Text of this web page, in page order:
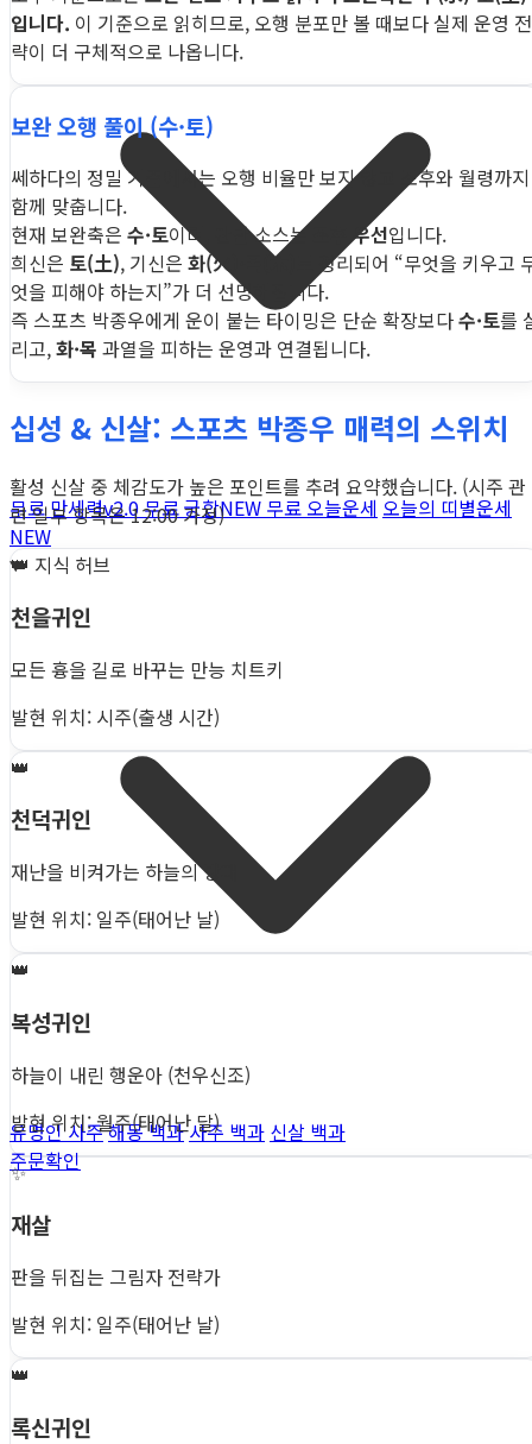
무료 만세력v2.0무료 궁합NEW 무료 오늘운세 오늘의 띠별운세
NEW
지식 허브
유명인 사주해몽 백과사주 백과 신살 백과
주문확인
입니다. 이 기준으로 읽히므로, 오행 분포만 볼 때보다 실제 운영 전
략이 더 구체적으로 나옵니다.
보완 오행 풀이 (수·토)
쎄하다의 정밀 기준에서는 오행 비율만 보지 않고 조후와 월령까지
함께 맞춥니다.
현재 보완축은 수·토이며, 판단 소스는 조후 우선입니다.
희신은 토(土), 기신은 화(火)·목(木)
로 정리되어 “무엇을 키우고
엇을 피해야 하는지”가 더 선명해집니다.
즉 스포츠 박종우에게 운이 붙는 타이밍은 단순 확장보다수·토를
리고,화·목 과열을 피하는 운영과 연결됩니다.
십성 & 신살: 스포츠 박종우 매력의 스위치
활성 신살 중 체감도가 높은 포인트를 추려 요약했습니다. (시주 관
련 일부 항목은 12:00 가정)
👑
천을귀인
모든 흉을 길로 바꾸는 만능 치트키
발현 위치: 시주(출생 시간)
👑
천덕귀인
재난을 비켜가는 하늘의 방패
발현 위치: 일주(태어난 날)
👑
복성귀인
하늘이 내린 행운아 (천우신조)
발현 위치: 월주(태어난 달)
✨
재살
판을 뒤집는 그림자 전략가
발현 위치: 일주(태어난 날)
👑
록신귀인